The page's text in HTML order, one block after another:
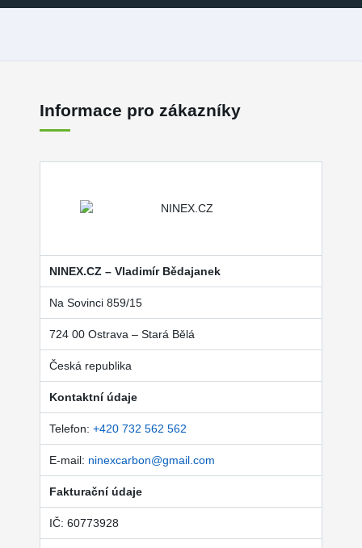
Informace pro zákazníky
NINEX.CZ – Vladimír Bědajanek
Na Sovinci 859/15
724 00 Ostrava – Stará Bělá
Česká republika
Kontaktní údaje
Telefon: +420 732 562 562
E-mail: ninexcarbon@gmail.com
Fakturační údaje
IČ: 60773928